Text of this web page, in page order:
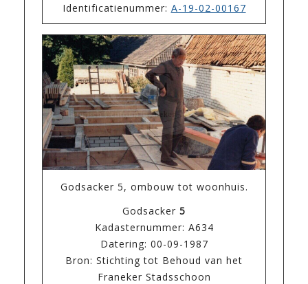
Identificatienummer: A-19-02-00167
Godsacker 5, ombouw tot woonhuis.
Godsacker 5
Kadasternummer: A634
Datering: 00-09-1987
Bron: Stichting tot Behoud van het
Franeker Stadsschoon